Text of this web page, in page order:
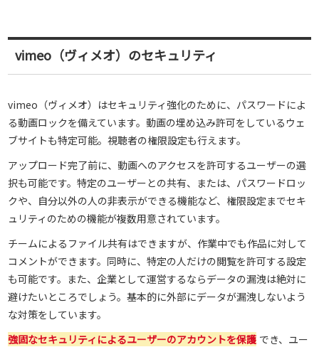
vimeo（ヴィメオ）のセキュリティ
vimeo（ヴィメオ）はセキュリティ強化のために、パスワードによ
る動画ロックを備えています。動画の埋め込み許可をしているウェ
ブサイトも特定可能。視聴者の権限設定も行えます。
アップロード完了前に、動画へのアクセスを許可するユーザーの選
択も可能です。特定のユーザーとの共有、または、パスワードロッ
クや、自分以外の人の非表示ができる機能など、権限設定までセキ
ュリティのための機能が複数用意されています。
チームによるファイル共有はできますが、作業中でも作品に対して
コメントができます。同時に、特定の人だけの閲覧を許可する設定
も可能です。また、企業として運営するならデータの漏洩は絶対に
避けたいところでしょう。基本的に外部にデータが漏洩しないよう
な対策をしています。
強固なセキュリティによるユーザーのアカウントを保護 でき、ユー